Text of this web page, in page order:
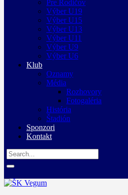
Pre Rodičov
Výber U19
Výber U15
Výber U13
Výber U11
Výber U9
Výber U6
Klub
Oznamy
Média
Rozhovory
Fotogaléria
História
Štadión
Sponzori
Kontakt